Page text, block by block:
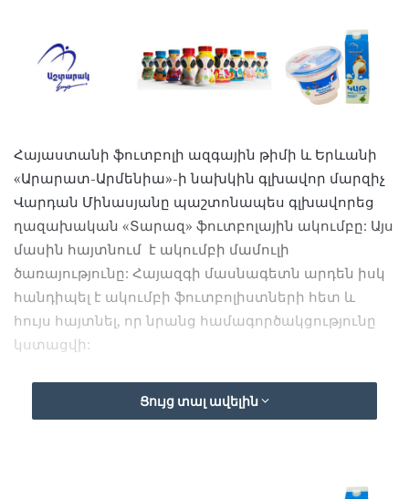
Հայաստանի ֆուտբոլի ազգային թիմի և Երևանի
«Արարատ-Արմենիա»-ի նախկին գլխավոր մարզիչ
Վարդան Մինասյանը պաշտոնապես գլխավորեց
ղազախական «Տարազ» ֆուտբոլային ակումբը: Այս
մասին հայտնում է ակումբի մամուլի
ծառայությունը: Հայազգի մասնագետն արդեն իսկ
հանդիպել է ակումբի ֆուտբոլիստների հետ և
հույս հայտնել, որ նրանց համագործակցությունը
կստացվի:
Մինասյանը մարզչական կարիերան սկսել է 2004
թվականին՝ Հայաստանի երիտասարդական
հավաքականում: Մինասյանի գլխավորությամբ
Ցույց տալ ավելին